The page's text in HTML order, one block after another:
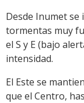
Desde Inumet se
tormentas muy
el S y E (bajo
intensidad.
El Este se
que el Centro,